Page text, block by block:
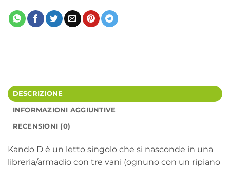
DESCRIZIONE
INFORMAZIONI AGGIUNTIVE
RECENSIONI (0)
Kando D è un letto singolo che si nasconde in una
libreria/armadio con tre vani (ognuno con un ripiano